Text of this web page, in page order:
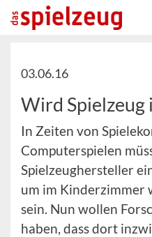
03.06.16
Wird
In Zeiten von
Computerspielen
Spielzeughersteller
um im Kinderzimmer
sein. Nun wollen
haben, dass dort